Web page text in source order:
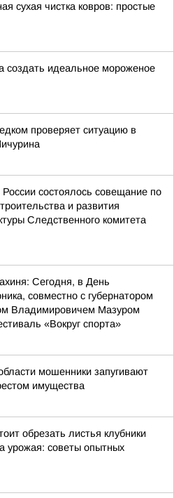
сухая чистка ковров: простые
создать идеальное мороженое
проверяет ситуацию в
состоялось совещание по
и развития
Следственного комитета
Сегодня, в День
совместно с губернатором
Владимировичем Мазуром
«Вокруг спорта»
мошенники запугивают
имущества
обрезать листья клубники
урожая: советы опытных